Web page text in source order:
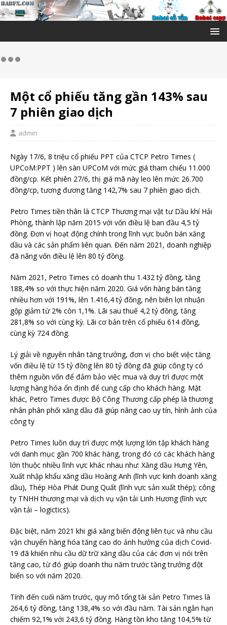
Một cổ phiếu tăng gần 143% sau
7 phiên giao dịch
admin
Ngày 17/6, 8 triệu cổ phiếu PPT của CTCP Petro Times (
UPCoM:PPT ) lên sàn UPCoM với mức giá tham chiếu 11.000
đồng/cp. Kết phiên 27/6, thị giá mã này leo lên mức 26.700
đồng/cp, tương đương tăng 142,7% sau 7 phiên giao dịch.
Petro Times tiền thân là CTCP Thương mại vật tư Dầu khí Hải
Phòng, thành lập năm 2015 với vốn điều lệ ban đầu 4,5 tỷ
đồng. Đơn vị hoạt động chính trong lĩnh vực buôn bán xăng
dầu và các sản phẩm liên quan. Đến năm 2021, doanh nghiệp
đã nâng vốn điều lệ lên 80 tỷ đồng.
Năm 2021, Petro Times có doanh thu 1.432 tỷ đồng, tăng
188,4% so với thực hiện năm 2020. Giá vốn hàng bán tăng
nhiều hơn với 191%, lên 1.416,4 tỷ đồng, nên biên lợi nhuận
gộp giảm từ 2% còn 1,1%. Lãi sau thuế 4,2 tỷ đồng, tăng
281,8% so với cùng kỳ. Lãi cơ bản trên cổ phiếu 614 đồng,
cùng kỳ 724 đồng.
Lý giải về nguyên nhân tăng trưởng, đơn vị cho biết việc tăng
vốn điều lệ từ 15 tỷ đồng lên 80 tỷ đồng đã giúp công ty có
thêm nguồn vốn để đảm bảo việc mua và duy trì được một
lượng hàng hóa ổn định để cung cấp cho khách hàng. Mặt
khác, Petro Times được Bộ Công Thương cấp phép là thương
nhân phân phối xăng dầu đã giúp nâng cao uy tín, hình ảnh của
công ty
Petro Times luôn duy trì được một lượng lớn tập khách hàng
với danh mục gần 700 khác hàng, trong đó có các khách hàng
lớn thuộc nhiều lĩnh vực khác nhau như: Xăng dầu Hưng Yên,
Xuất nhập khẩu xăng dầu Hoàng Anh (lĩnh vực kinh doanh xăng
dầu), Thép Hòa Phát Dung Quất (lĩnh vực sản xuất thép); công
ty TNHH thương mại và dịch vụ vận tải Linh Hương (lĩnh vực
vận tải – logictics).
Đặc biệt, năm 2021 khi giá xăng biến động liên tục và nhu cầu
vận chuyển hàng hóa tăng cao do ảnh hưởng của dịch Covid-
19 đã khiến nhu cầu dữ trữ xăng dầu của các đơn vị nói trên
tăng cao, từ đó giúp doanh thu năm trước tăng trưởng đột
biến so với năm 2020.
Tính đến cuối năm trước, quy mô tổng tài sản Petro Times là
264,6 tỷ đồng, tăng 138,4% so với đầu năm. Tài sản ngắn hạn
chiếm 92,1% với 243,6 tỷ đồng. Hàng tồn kho tăng 104,5% từ